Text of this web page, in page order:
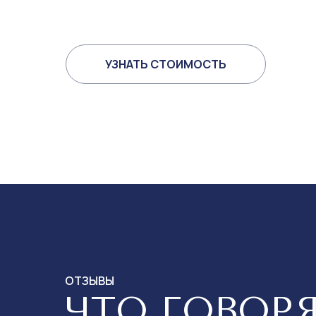
УЗНАТЬ СТОИМОСТЬ
ОТЗЫВЫ